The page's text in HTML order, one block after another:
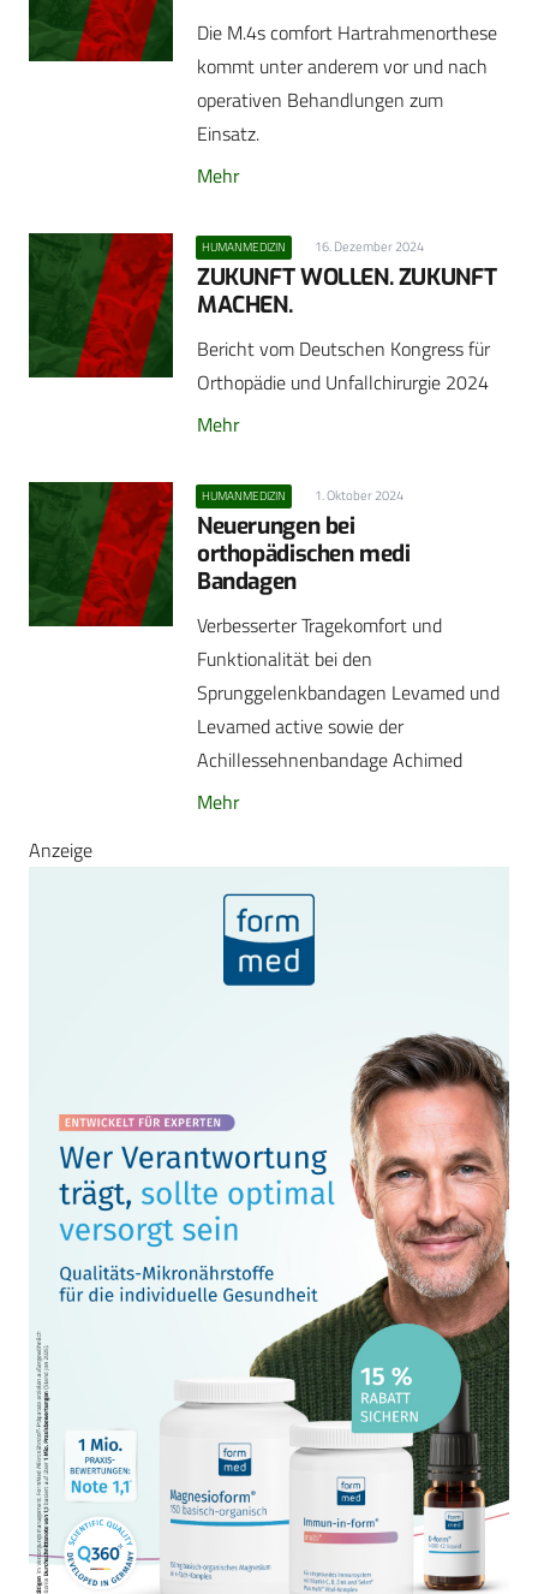
Die M.4s comfort Hartrahmenorthese
kommt unter anderem vor und nach
operativen Behandlungen zum
Einsatz.
Mehr
HUMANMEDIZIN 16. Dezember 2024
ZUKUNFT WOLLEN. ZUKUNFT
MACHEN.
Bericht vom Deutschen Kongress für
Orthopädie und Unfallchirurgie 2024
Mehr
HUMANMEDIZIN 1. Oktober 2024
Neuerungen bei
orthopädischen medi
Bandagen
Verbesserter Tragekomfort und
Funktionalität bei den
Sprunggelenkbandagen Levamed und
Levamed active sowie der
Achillessehnenbandage Achimed
Mehr
Anzeige